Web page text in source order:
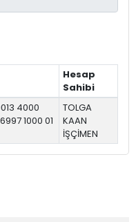
Hesap
Sahibi
4000
1000 01
TOLGA
KAAN
İŞÇİMEN